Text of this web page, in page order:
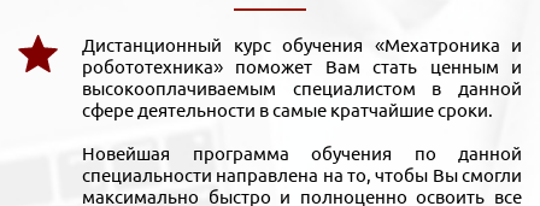
Дистанционный курс обучения «Мехатроника и
робототехника» поможет Вам стать ценным и
высокооплачиваемым специалистом в данной
сфере деятельности в самые кратчайшие сроки.
Новейшая программа обучения по данной
специальности направлена на то, чтобы Вы смогли
максимально быстро и полноценно освоить все